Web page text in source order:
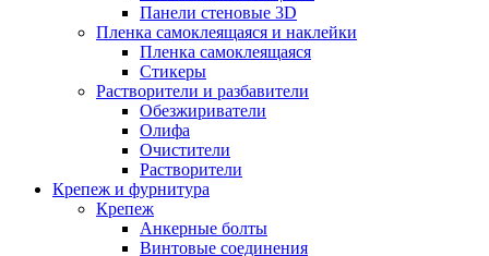
Панели стеновые 3D
Пленка самоклеящаяся и наклейки
Пленка самоклеящаяся
Стикеры
Растворители и разбавители
Обезжириватели
Олифа
Очистители
Растворители
Крепеж и фурнитура
Крепеж
Анкерные болты
Винтовые соединения